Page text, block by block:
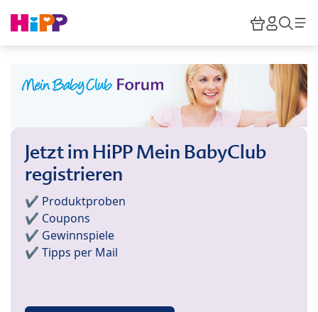
HiPP
Jetzt im HiPP Mein BabyClub
registrieren
✔️ Produktproben
✔️ Coupons
✔️ Gewinnspiele
✔️ Tipps per Mail